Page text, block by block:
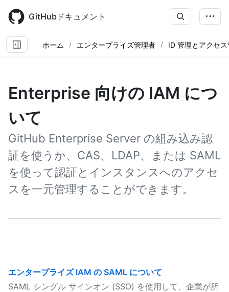
main
content
GitHubドキュメント
ホーム エンタープライズ管理者 ID 管理とアクセ
Enterprise 向けの IAM につ
いて
GitHub Enterprise Server の組み込み認
証を使うか、CAS、LDAP、または SAML
を使って認証とインスタンスへのアクセ
スを一元管理することができます。
エンタープライズ IAM の SAML について
SAML シングル サインオン (SSO) を使用して、企業が所